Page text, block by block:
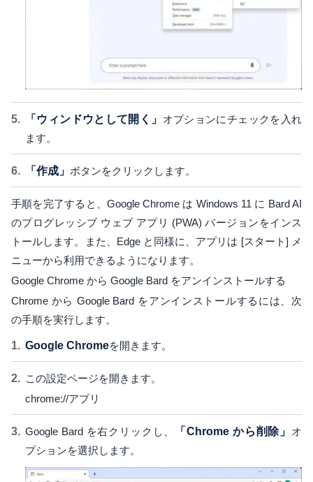
「ウィンドウとして開く」 オプションにチェックを入れ
ます。
「作成」 ボタンをクリックします。
手順を完了すると、Google Chrome は Windows 11 に Bard AI
のプログレッシブ ウェブ アプリ (PWA) バージョンをインス
トールします。また、Edge と同様に、アプリは [スタート] メ
ニューから利用できるようになります。
Google Chrome から Google Bard をアンインストールする
Chrome から Google Bard をアンインストールするには、次
の手順を実行します。
Google Chromeを開きます。
この設定ページを開きます。
chrome://アプリ
Google Bard を右クリックし、 「Chrome から削除」 オ
プションを選択します。